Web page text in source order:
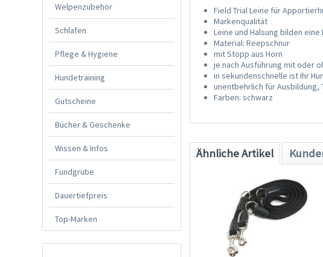
Welpenzubehör
Schlafen
Pflege & Hygiene
Hundetraining
Gutscheine
Bücher & Geschenke
Wissen & Infos
Fundgrube
Dauertiefpreis
Top-Marken
Field Trial Leine für
Markenqualität
Leine und Halsung bilden eine
Material: Reepschnur
mit Stopp aus Horn
je nach Ausführung mit oder
in sekundenschnelle ist Ihr
unentbehrlich für
Farben: schwarz
Ähnliche Artikel